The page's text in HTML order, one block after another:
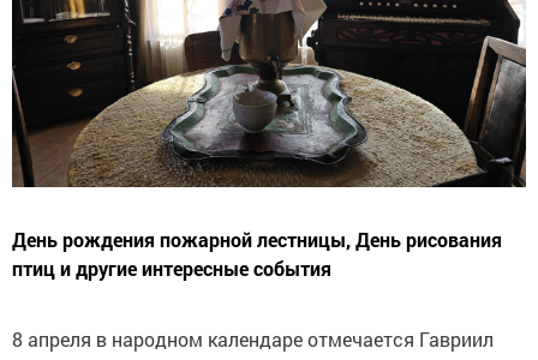
День рождения пожарной лестницы, День рисования
птиц и другие интересные события
8 апреля в народном календаре отмечается Гавриил